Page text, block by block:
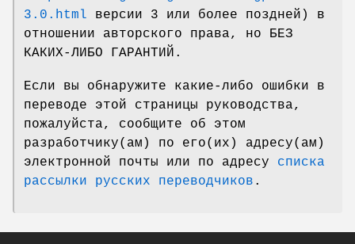
3.0.html версии 3 или более поздней) в
отношении авторского права, но БЕЗ
КАКИХ-ЛИБО ГАРАНТИЙ.
Если вы обнаружите какие-либо ошибки в
переводе этой страницы руководства,
пожалуйста, сообщите об этом
разработчику(ам) по его(их) адресу(ам)
электронной почты или по адресу списка
рассылки русских переводчиков .